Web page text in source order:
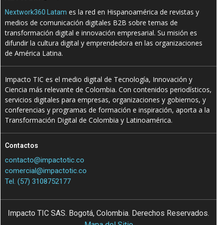
Nextwork360 Latam es la red en Hispanoamérica de revistas y
medios de comunicación digitales B2B sobre temas de
transformación digital e innovación empresarial. Su misión es
difundir la cultura digital y emprendedora en las organizaciones
de América Latina.
Impacto TIC es el medio digital de Tecnología, Innovación y
Ciencia más relevante de Colombia. Con contenidos periodísticos,
servicios digitales para empresas, organizaciones y gobiernos, y
conferencias y programas de formación e inspiración, aporta a la
Transformación Digital de Colombia y Latinoamérica.
Contactos
contacto@impactotic.co
comercial@impactotic.co
Tel. (57) 3108752177
Impacto TIC SAS. Bogotá, Colombia. Derechos Reservados.